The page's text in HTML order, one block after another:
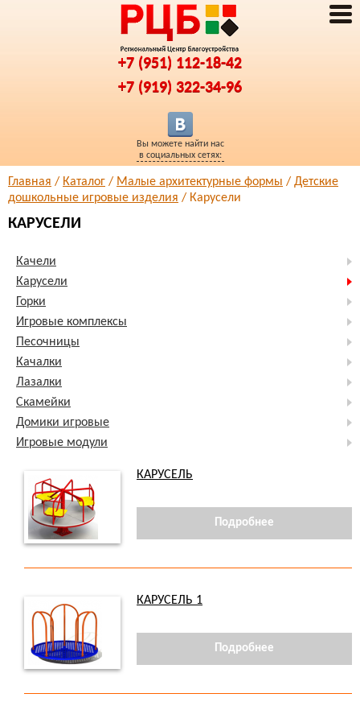
+7 (951) 112-18-42
+7 (919) 322-34-96
Вы можете найти нас
в социальных сетях:
Главная / Каталог / Малые архитектурные формы / Детские
дошкольные игровые изделия / Карусели
КАРУСЕЛИ
Качели
Карусели
Горки
Игровые комплексы
Песочницы
Качалки
Лазалки
Скамейки
Домики игровые
Игровые модули
КАРУСЕЛЬ
Подробнее
КАРУСЕЛЬ 1
Подробнее